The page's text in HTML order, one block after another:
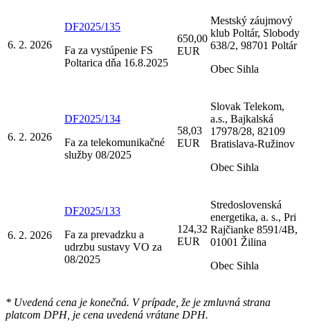
6. 2. 2026
DF2025/135
Fa za vystúpenie FS
Poltarica dňa 16.8.2025
650,00
EUR
Mestský záujmový
klub Poltár, Slobody
638/2, 98701 Poltár
Obec Sihla
6. 2. 2026
DF2025/134
Fa za telekomunikačné
služby 08/2025
58,03
EUR
Slovak Telekom,
a.s., Bajkalská
17978/28, 82109
Bratislava-Ružinov
Obec Sihla
6. 2. 2026
DF2025/133
Fa za prevadzku a
udrzbu sustavy VO za
08/2025
124,32
EUR
Stredoslovenská
energetika, a. s., Pri
Rajčianke 8591/4B,
01001 Žilina
Obec Sihla
* Uvedená cena je konečná. V prípade, že je zmluvná strana
platcom DPH, je cena uvedená vrátane DPH.